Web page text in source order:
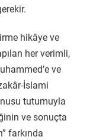
hikâye ve
her verimli,
ve
İslami
tutumuyla
ve sonuçta
farkında